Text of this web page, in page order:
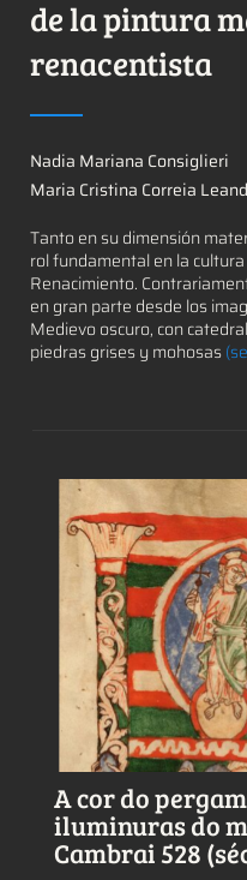
de la pintura
renacentista
Nadia Mariana Consiglieri
Maria Cristina Correia
Tanto en su dimensión
rol fundamental en la
Renacimiento.
en gran parte desde los
Medievo oscuro, con
piedras grises y mohosas
Ver más
A cor do
iluminuras do
Cambrai 528